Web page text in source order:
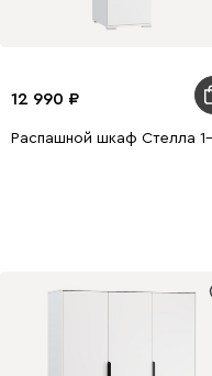
12 990
Распашной шкаф Стелла